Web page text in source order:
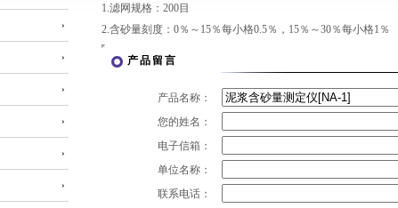
1.滤网规格：200目
2.含砂量刻度：0％～15％每小格0.5％，15％～30％每小格1％
产品留言
产品名称：
您的姓名：
电子信箱：
单位名称：
联系电话：